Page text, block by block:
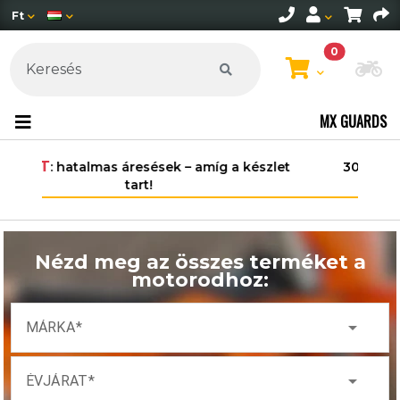
Ft
0
MX GUARDS
30.000 Ft felett ingyenes szállítás
Magyarország területén*.
Nézd meg az összes terméket a
motorodhoz:
MÁRKA arrow_drop_down
ÉVJÁRAT arrow_drop_down